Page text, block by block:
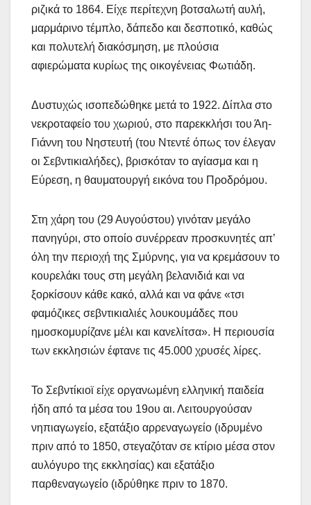
ριζικά το 1864. Είχε περίτεχνη βοτσαλωτή αυλή,
μαρμάρινο τέμπλο, δάπεδο και δεσποτικό, καθώς
και πολυτελή διακόσμηση, με πλούσια
αφιερώματα κυρίως της οικογένειας Φωτιάδη.
Δυστυχώς ισοπεδώθηκε μετά το 1922. Δίπλα στο
νεκροταφείο του χωριού, στο παρεκκλήσι του Άη-
Γιάννη του Νηστευτή (του Ντεντέ όπως τον έλεγαν
οι Σεβντικιαλήδες), βρισκόταν το αγίασμα και η
Εύρεση, η θαυματουργή εικόνα του Προδρόμου.
Στη χάρη του (29 Αυγούστου) γινόταν μεγάλο
πανηγύρι, στο οποίο συνέρρεαν προσκυνητές απ’
όλη την περιοχή της Σμύρνης, για να κρεμάσουν το
κουρελάκι τους στη μεγάλη βελανιδιά και να
ξορκίσουν κάθε κακό, αλλά και να φάνε «τσι
φαμόζικες σεβντικιαλιές λουκουμάδες που
ημοσκομυρίζανε μέλι και κανελίτσα». Η περιουσία
των εκκλησιών έφτανε τις 45.000 χρυσές λίρες.
Το Σεβντίκιοϊ είχε οργανωμένη ελληνική παιδεία
ήδη από τα μέσα του 19ου αι. Λειτουργούσαν
νηπιαγωγείο, εξατάξιο αρρεναγωγείο (ιδρυμένο
πριν από το 1850, στεγαζόταν σε κτίριο μέσα στον
αυλόγυρο της εκκλησίας) και εξατάξιο
παρθεναγωγείο (ιδρύθηκε πριν το 1870.